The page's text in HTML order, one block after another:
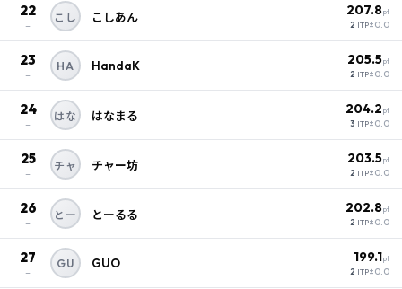
22
–
こし こしあん 207.8pt
2 ITP±0.0
23
–
HA HandaK 205.5pt
2 ITP±0.0
24
–
はな はなまる 204.2pt
3 ITP±0.0
25
–
チャ チャー坊 203.5pt
2 ITP±0.0
26
–
とー とーるる 202.8pt
2 ITP±0.0
27
–
GU GUO 199.1pt
2 ITP±0.0